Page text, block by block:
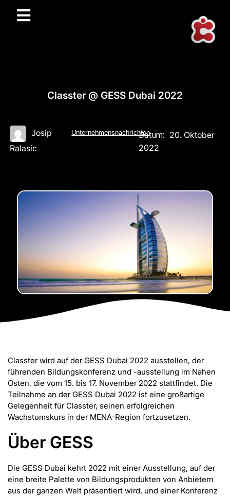
Classter @ GESS Dubai 2022
Josip
Ralasic
UnternehmensnachrichtenDatum:
20. Oktober
2022
Classter wird auf der GESS Dubai 2022 ausstellen, der
führenden Bildungskonferenz und -ausstellung im Nahen
Osten, die vom 15. bis 17. November 2022 stattfindet. Die
Teilnahme an der GESS Dubai 2022 ist eine großartige
Gelegenheit für Classter, seinen erfolgreichen
Wachstumskurs in der MENA-Region fortzusetzen.
Über GESS
Die GESS Dubai kehrt 2022 mit einer Ausstellung, auf der
eine breite Palette von Bildungsprodukten von Anbietern
aus der ganzen Welt präsentiert wird, und einer Konferenz